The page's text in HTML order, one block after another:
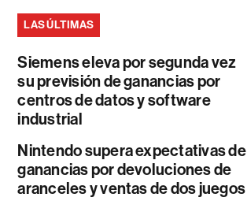
LAS ÚLTIMAS
Siemens eleva por segunda vez
su previsión de ganancias por
centros de datos y software
industrial
Nintendo supera expectativas de
ganancias por devoluciones de
aranceles y ventas de dos juegos